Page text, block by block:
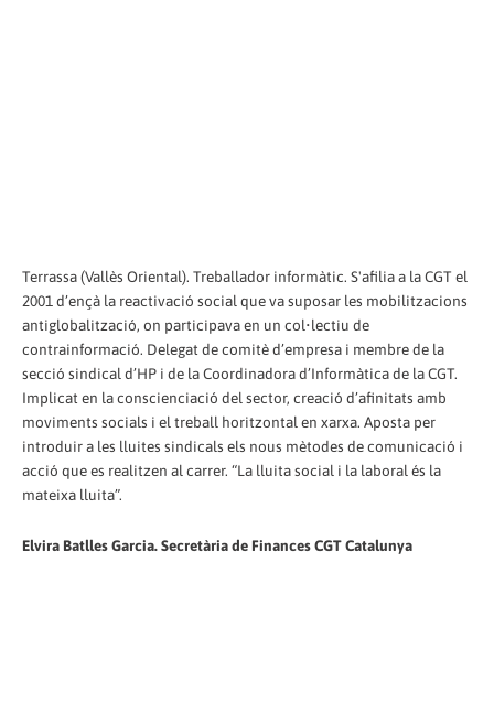
Terrassa (Vallès Oriental). Treballador informàtic. S'afilia a la CGT el
2001 d’ençà la reactivació social que va suposar les mobilitzacions
antiglobalització, on participava en un col•lectiu de
contrainformació. Delegat de comitè d’empresa i membre de la
secció sindical d’HP i de la Coordinadora d’Informàtica de la CGT.
Implicat en la conscienciació del sector, creació d’afinitats amb
moviments socials i el treball horitzontal en xarxa. Aposta per
introduir a les lluites sindicals els nous mètodes de comunicació i
acció que es realitzen al carrer. “La lluita social i la laboral és la
mateixa lluita”.
Elvira Batlles Garcia. Secretària de Finances CGT Catalunya